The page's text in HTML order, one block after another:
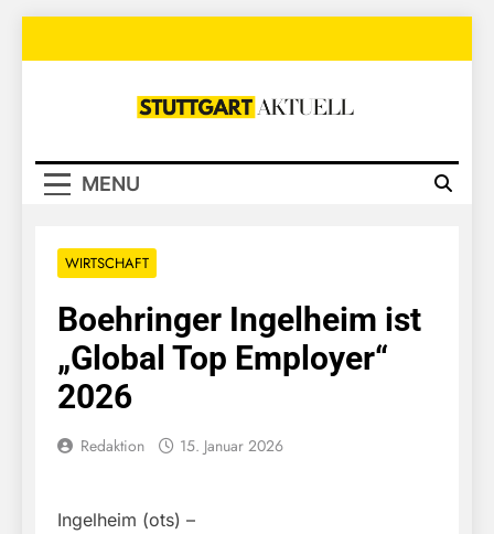
Stuttgart
MENU
WIRTSCHAFT
Boehringer Ingelheim ist
„Global Top Employer“
2026
Redaktion 15. Januar 2026
Ingelheim (ots) –